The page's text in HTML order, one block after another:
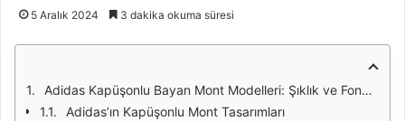
5 Aralık 2024 3 dakika okuma süresi
Adidas Kapüşonlu Bayan Mont Modelleri: Şıklık ve Fonksiyonelliğin Buluşması
Adidas’ın Kapüşonlu Mont Tasarımları